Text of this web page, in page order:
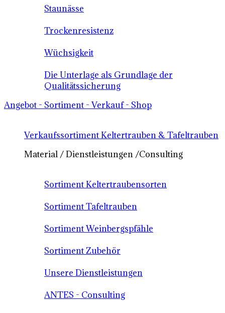
Staunässe
Trockenresistenz
Wüchsigkeit
Die Unterlage als Grundlage der
Qualitätssicherung
Angebot - Sortiment - Verkauf - Shop
Verkaufssortiment Keltertrauben & Tafeltrauben
Material / Dienstleistungen /Consulting
Sortiment Keltertraubensorten
Sortiment Tafeltrauben
Sortiment Weinbergspfähle
Sortiment Zubehör
Unsere Dienstleistungen
ANTES - Consulting